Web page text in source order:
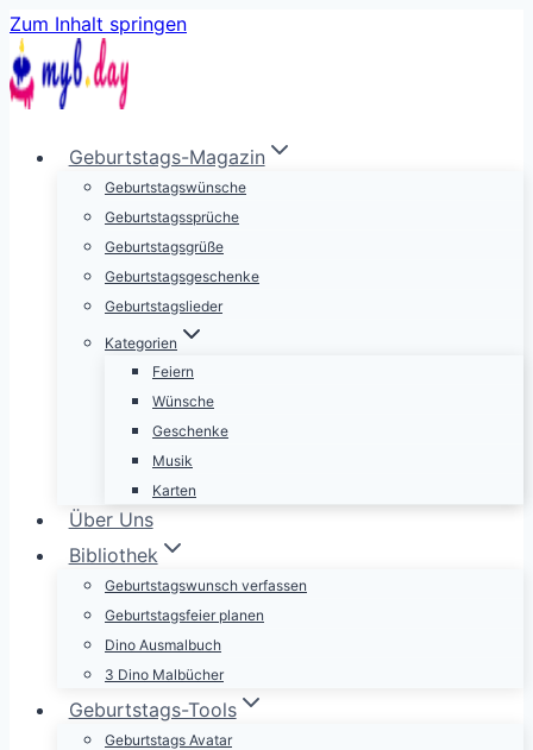
Zum Inhalt springen
Geburtstags-Magazin
Geburtstagswünsche
Geburtstagssprüche
Geburtstagsgrüße
Geburtstagsgeschenke
Geburtstagslieder
Kategorien
Feiern
Wünsche
Geschenke
Musik
Karten
Über Uns
Bibliothek
Geburtstagswunsch verfassen
Geburtstagsfeier planen
Dino Ausmalbuch
3 Dino Malbücher
Geburtstags-Tools
Geburtstags Avatar